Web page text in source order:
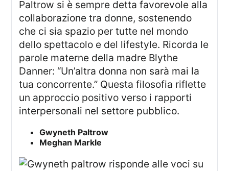
Paltrow si è sempre detta favorevole alla
collaborazione tra donne, sostenendo
che ci sia spazio per tutte nel mondo
dello spettacolo e del lifestyle. Ricorda le
parole materne della madre Blythe
Danner: “Un’altra donna non sarà mai la
tua concorrente.” Questa filosofia riflette
un approccio positivo verso i rapporti
interpersonali nel settore pubblico.
Gwyneth Paltrow
Meghan Markle